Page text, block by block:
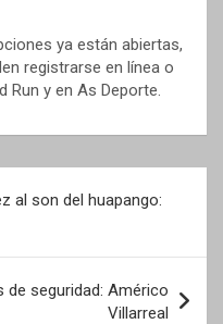
ya están abiertas,
registrarse en línea o
Run y en As Deporte.
al son del huapango:
de seguridad: Américo
Villarreal